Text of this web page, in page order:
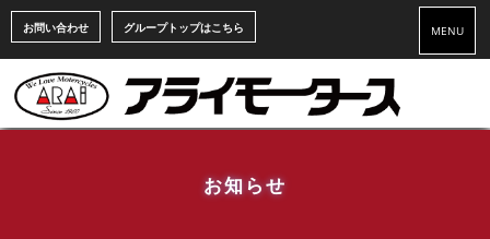
お問い合わせ グループトップはこちら MENU
お知らせ